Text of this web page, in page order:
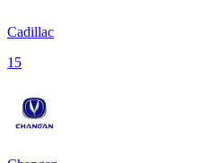
Cadillac
15